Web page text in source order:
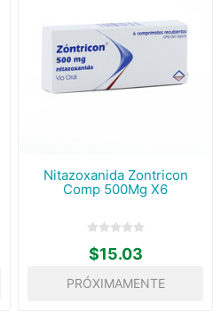
Nitazoxanida Zontricon
Comp 500Mg X6
$15.03
PRÓXIMAMENTE